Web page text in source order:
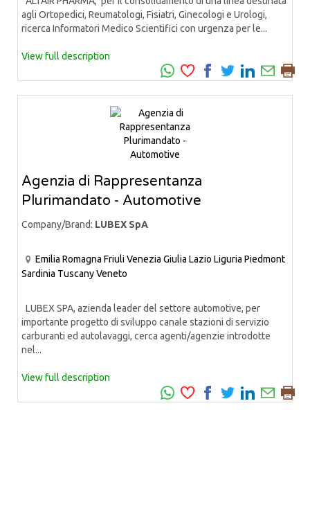
agli Ortopedici, Reumatologi, Fisiatri, Ginecologi e Urologi,
ricerca Informatori Medico Scientifici con urgenza per le...
View full description
Agenzia di Rappresentanza
Plurimandato - Automotive
Company/Brand: LUBEX SpA
Emilia Romagna Friuli Venezia Giulia Lazio Liguria Piedmont
Sardinia TuscanyVeneto
LUBEX SPA, azienda leader del settore automotive, per
importante progetto di sviluppo canale stazioni di servizio
carburanti ed autolavaggi, cerca agenti/agenzie introdotte
nel...
View full description